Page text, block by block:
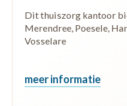
Dit thuiszorg kantoor
Merendree, Poesele,
Vosselare
meer informatie